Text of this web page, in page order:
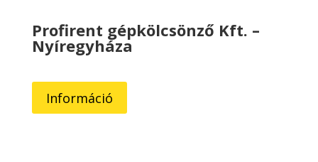
Profirent gépkölcsönző Kft. –
Nyíregyháza
Információ